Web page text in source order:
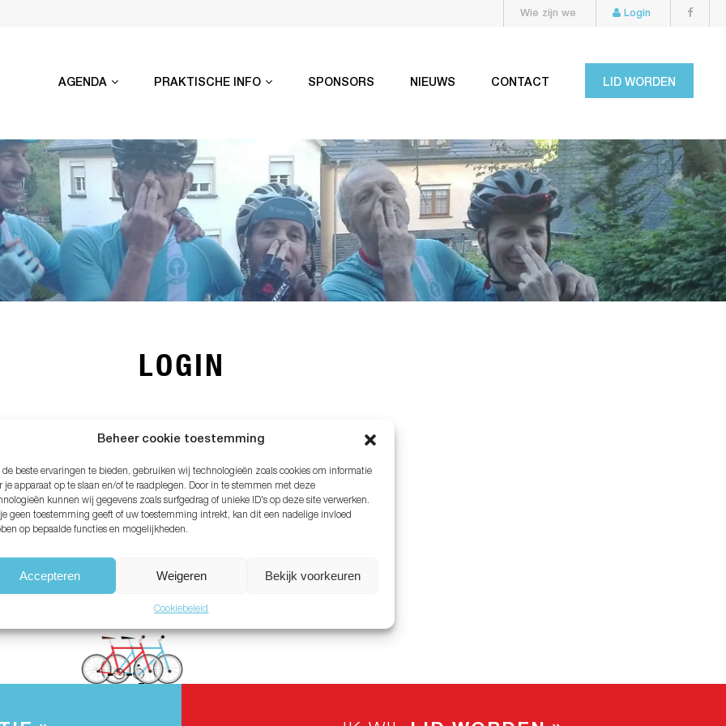
Beheer cookie toestemming
de beste ervaringen te bieden, gebruiken wij technologieën zoals cookies om informatie
je apparaat op te slaan en/of te raadplegen. Door in te stemmen met deze
kunnen wij gegevens zoals surfgedrag of unieke ID's op deze site verwerken.
geen toestemming geeft of uw toestemming intrekt, kan dit een nadelige invloed
op bepaalde functies en mogelijkheden.
Accepteren Weigeren Bekijk voorkeuren
Cookiebeleid
Wie zijn we Login
AGENDA PRAKTISCHE INFO SPONSORS NIEUWS CONTACT LID WORDEN
LOGIN
vergeten?